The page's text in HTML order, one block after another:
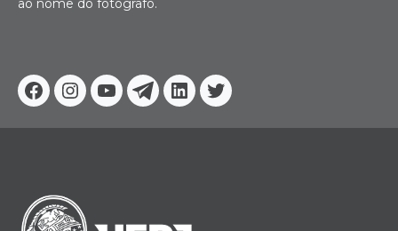
Facebook
Instagram
YoutubeTelegram
Linkedin
Twitter
ao nome do fotógrafo.